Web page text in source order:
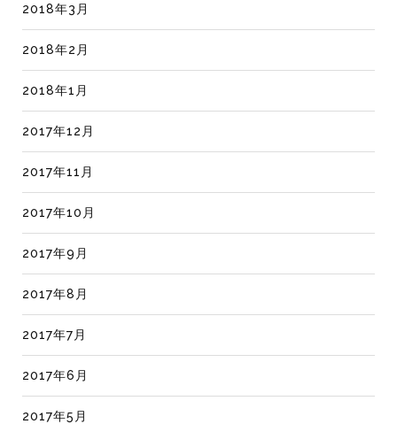
2018年3月
2018年2月
2018年1月
2017年12月
2017年11月
2017年10月
2017年9月
2017年8月
2017年7月
2017年6月
2017年5月